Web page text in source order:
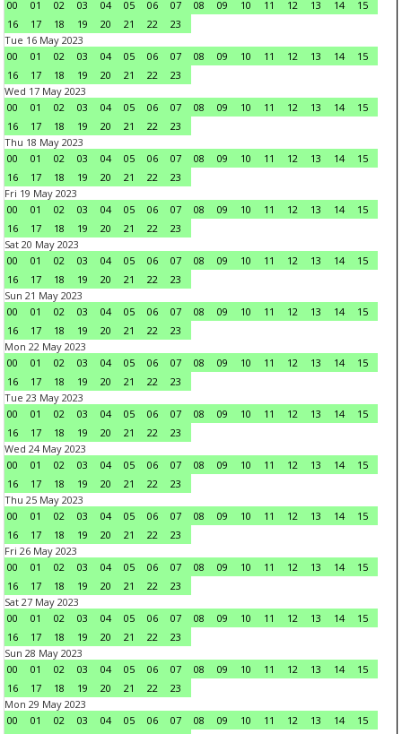
00 01 02 03 04 05 06 07 08 09 10 11 12 13 14
15
16
17 18 19 20 21 22
23
Tue 16 May 2023
00
01 02 03 04 05 06 07 08 09 10 11 12 13 14
15
16
17 18 19 20 21 22
23
Wed 17 May 2023
00
01 02 03 04 05 06 07 08 09 10 11 12 13 14
15
16
17 18 19 20 21 22
23
Thu 18 May 2023
00
01 02 03 04 05 06 07 08 09 10 11 12 13 14
15
16
17 18 19 20 21 22
23
Fri 19 May 2023
00
01 02 03 04 05 06 07 08 09 10 11 12 13 14
15
16
17 18 19 20 21 22
23
Sat 20 May 2023
00
01 02 03 04 05 06 07 08 09 10 11 12 13 14
15
16
17 18 19 20 21 22
23
Sun 21 May 2023
00
01 02 03 04 05 06 07 08 09 10 11 12 13 14
15
16
17 18 19 20 21 22
23
Mon 22 May 2023
00
01 02 03 04 05 06 07 08 09 10 11 12 13 14
15
16
17 18 19 20 21 22
23
Tue 23 May 2023
00
01 02 03 04 05 06 07 08 09 10 11 12 13 14
15
16
17 18 19 20 21 22
23
Wed 24 May 2023
00
01 02 03 04 05 06 07 08 09 10 11 12 13 14
15
16
17 18 19 20 21 22
23
Thu 25 May 2023
00
01 02 03 04 05 06 07 08 09 10 11 12 13 14
15
16
17 18 19 20 21 22
23
Fri 26 May 2023
00
01 02 03 04 05 06 07 08 09 10 11 12 13 14
15
16
17 18 19 20 21 22
23
Sat 27 May 2023
00
01 02 03 04 05 06 07 08 09 10 11 12 13 14
15
16
17 18 19 20 21 22
23
Sun 28 May 2023
00
01 02 03 04 05 06 07 08 09 10 11 12 13 14
15
16
17 18 19 20 21 22
23
Mon 29 May 2023
00
01 02 03 04 05 06 07 08 09 10 11 12 13 14
15